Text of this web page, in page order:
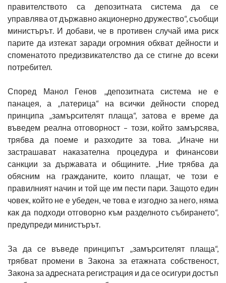
правителството са депозитната система да се
управлява от държавно акционерно дружество“, съобщи
министърът. И добави, че в противен случай има риск
парите да изтекат заради огромния обхват дейности и
споменатото предизвикателство да се стигне до всеки
потребител.
Според Манол Генов „депозитната система не е
панацея, а „патерица“ на всички дейности според
принципа „замърсителят плаща“, затова е време да
въведем реална отговорност – този, който замърсява,
трябва да поеме и разходите за това. „Иначе ни
застрашават наказателна процедура и финансови
санкции за държавата и общините. „Ние трябва да
обясним на гражданите, които плащат, че този е
правилният начин и той ще им пести пари. Защото един
човек, който не е убеден, че това е изгодно за него, няма
как да подходи отговорно към разделното събирането“,
предупреди министърът.
За да се въведе принципът „замърсителят плаща“,
трябват промени в Закона за етажната собственост,
Закона за адресната регистрация и да се осигури достъп